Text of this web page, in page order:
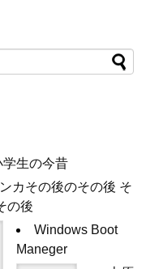
生の今昔
カその後のその後 そ
の後
Windows Boot
Maneger